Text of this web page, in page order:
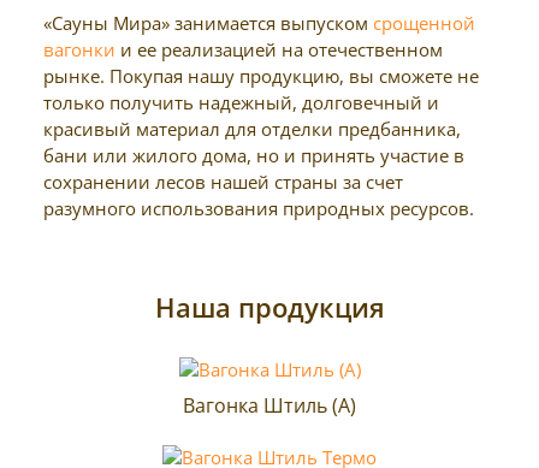
«Сауны Мира» занимается выпуском срощенной
вагонки и ее реализацией на отечественном
рынке. Покупая нашу продукцию, вы сможете не
только получить надежный, долговечный и
красивый материал для отделки предбанника,
бани или жилого дома, но и принять участие в
сохранении лесов нашей страны за счет
разумного использования природных ресурсов.
Наша продукция
Вагонка Штиль (A)